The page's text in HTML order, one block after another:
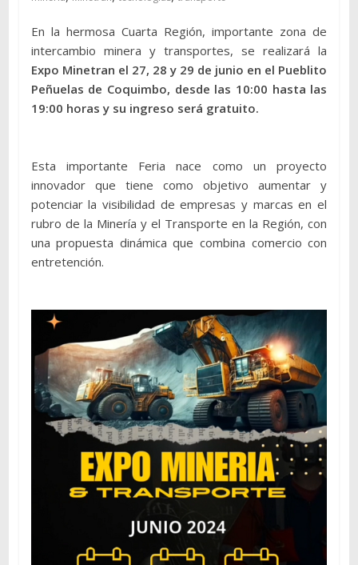
En la hermosa Cuarta Región, importante zona de
intercambio minera y transportes, se realizará la
Expo Minetran el 27, 28 y 29 de junio en el Pueblito
Peñuelas de Coquimbo, desde las 10:00 hasta las
19:00 horas y su ingreso será gratuito.
Esta importante Feria nace como un proyecto
innovador que tiene como objetivo aumentar y
potenciar la visibilidad de empresas y marcas en el
rubro de la Minería y el Transporte en la Región, con
una propuesta dinámica que combina comercio con
entretención.